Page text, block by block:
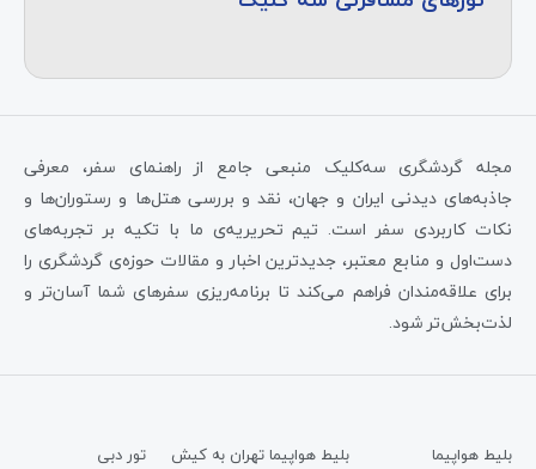
مجله گردشگری سه‌کلیک منبعی جامع از راهنمای سفر، معرفی
جاذبه‌های دیدنی ایران و جهان، نقد و بررسی هتل‌ها و رستوران‌ها و
نکات کاربردی سفر است. تیم تحریریه‌ی ما با تکیه بر تجربه‌های
دست‌اول و منابع معتبر، جدیدترین اخبار و مقالات حوزه‌ی گردشگری را
برای علاقه‌مندان فراهم می‌کند تا برنامه‌ریزی سفرهای شما آسان‌تر و
لذت‌بخش‌تر شود.
بلیط هواپیما
بلیط هواپیما تهران به کیش
تور دبی